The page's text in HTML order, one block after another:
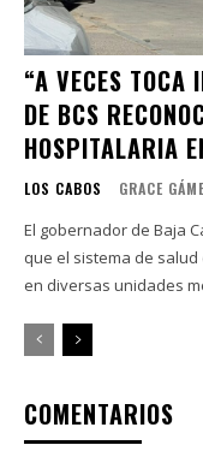
“A VECES TOCA
DE BCS
HOSPITALARIA
LOS CABOS GRACE
El gobernador de Baja
que el sistema de
en diversas unidades
COMENTARIOS